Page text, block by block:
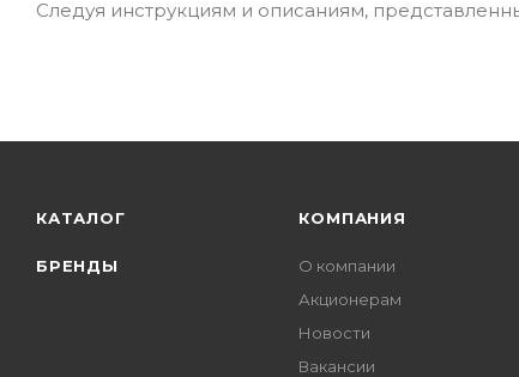
Следуя инструкциям и описаниям,
КАТАЛОГ
БРЕНДЫ
КОМПАНИЯ
О компании
Акционерам
Новости
Вакансии